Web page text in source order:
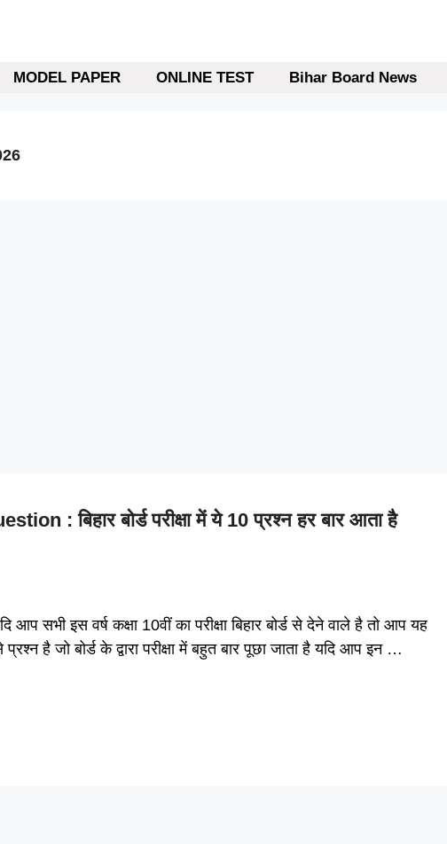
MODEL PAPER ONLINE TEST Bihar Board News
: बिहार बोर्ड परीक्षा में ये 10 प्रश्न हर बार आता है
इस वर्ष कक्षा 10वीं का परीक्षा बिहार बोर्ड से देने वाले है तो आप यह
है जो बोर्ड के द्वारा परीक्षा में बहुत बार पूछा जाता है यदि आप इन …